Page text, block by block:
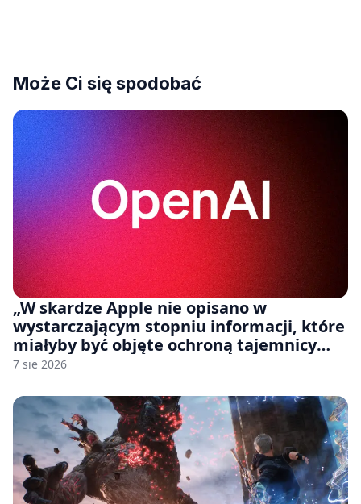
Może Ci się spodobać
„W skardze Apple nie opisano w
wystarczającym stopniu informacji, które
miałyby być objęte ochroną tajemnicy
handlowej”. OpenAI żąda odrzucenia
7 sie 2026